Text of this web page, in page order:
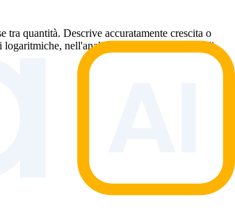
quantità. Descrive accuratamente crescita o
logaritmiche, nell'analisi e nella modellazione di